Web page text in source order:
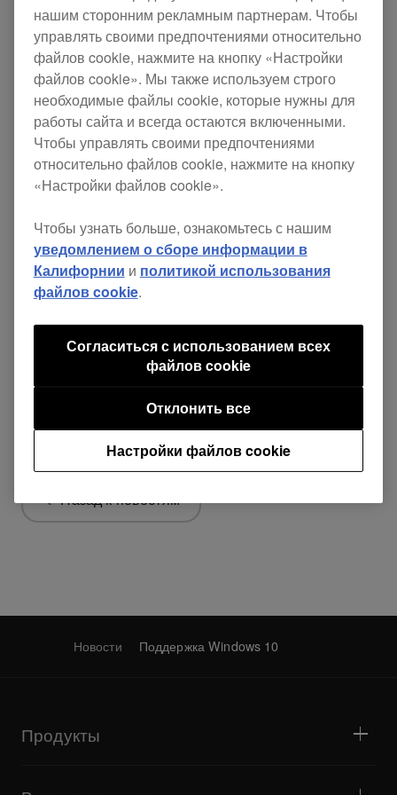
список продуктов и текущий статус.
Поддержка Windows 10
Полная функциональность с Windows 10 не
гарантирована.
Проведена верификация Windows 10 и
Windows 10 Pro.
Больше информации о Windows 10
Поделиться
Назад к новостям
Новости Поддержка Windows 10
Продукты
нашим сторонним рекламным партнерам. Чтобы
управлять своими предпочтениями относительно
файлов cookie, нажмите на кнопку «Настройки
файлов cookie». Мы также используем строго
необходимые файлы cookie, которые нужны для
работы сайта и всегда остаются включенными.
Чтобы управлять своими предпочтениями
относительно файлов cookie, нажмите на кнопку
«Настройки файлов cookie».
Чтобы узнать больше, ознакомьтесь с нашим
уведомлением о сборе информации в
Калифорнии и политикой использования
файлов cookie.
Настройки файлов cookie
Отклонить все
Согласиться с использованием всех
файлов cookie